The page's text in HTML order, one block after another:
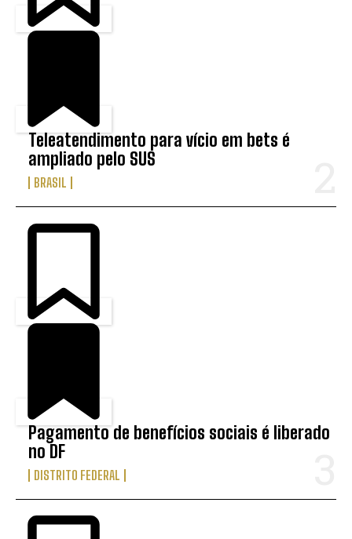
Teleatendimento para vício em bets é
ampliado pelo SUS
BRASIL
Pagamento de benefícios sociais é liberado
no DF
DISTRITO FEDERAL